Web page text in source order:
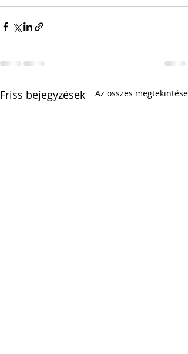
Friss bejegyzések Az összes megtekintése